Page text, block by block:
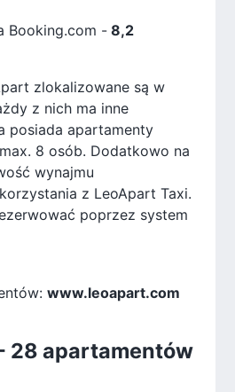
Booking.com - 8,2
zlokalizowane są w
z nich ma inne
posiada apartamenty
8 osób. Dodatkowo na
wynajmu
z LeoApart Taxi.
poprzez system
www.leoapart.com
28 apartamentów